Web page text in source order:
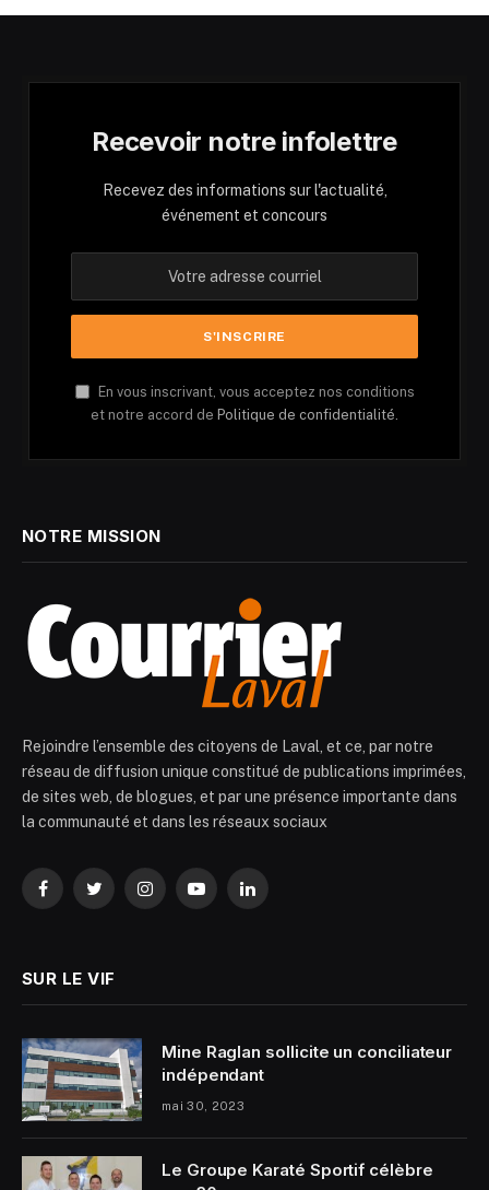
Recevoir notre infolettre
Recevez des informations sur l'actualité,
événement et concours
En vous inscrivant, vous acceptez nos conditions
et notre accord de Politique de confidentialité.
NOTRE MISSION
Rejoindre l’ensemble des citoyens de Laval, et ce, par notre
réseau de diffusion unique constitué de publications imprimées,
de sites web, de blogues, et par une présence importante dans
la communauté et dans les réseaux sociaux
FacebookTwitterInstagramYouTubeLinkedIn
SUR LE VIF
Mine Raglan sollicite un conciliateur
indépendant
mai 30, 2023
Le Groupe Karaté Sportif célèbre